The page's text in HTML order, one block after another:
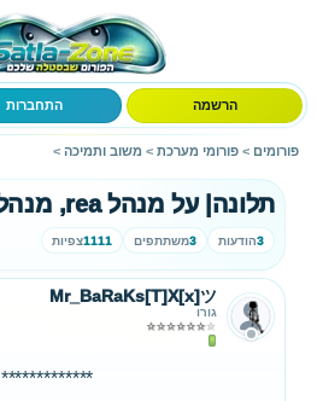
הרשמה התחברות
פורומים > פורומי מערכת > משוב ותמיכה >
תלונה| על מנהל rea, מנהל פורום חתימות.
3הודעות 3משתתפים 1111צפיות
Mr_BaRaKs[T]X[x]ツ
גורו
*************